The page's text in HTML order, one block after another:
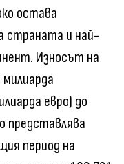
остава
страната и най-
Износът на
евро) до
представлява
период на